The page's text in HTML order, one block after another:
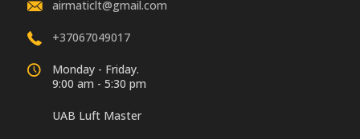
airmaticlt@gmail.com
+37067049017
Monday - Friday.
9:00 am - 5:30 pm
UAB Luft Master